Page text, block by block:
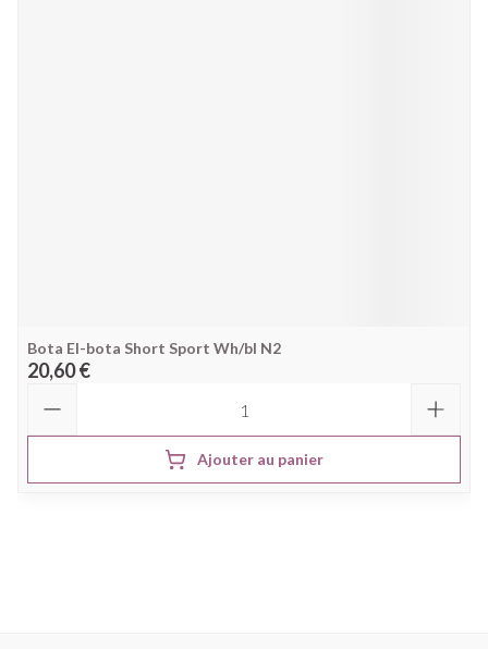
Bota El-bota Short Sport Wh/bl N2
20,60 €
Ajouter au panier